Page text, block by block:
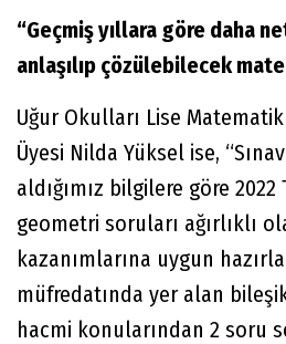
“Geçmiş yıllara göre daha
anlaşılıp çözülebilecek
Uğur Okulları Lise
Üyesi Nilda Yüksel ise,
aldığımız bilgilere göre
geometri soruları ağırlıklı
kazanımlarına uygun
müfredatında yer alan
hacmi konularından 2 soru